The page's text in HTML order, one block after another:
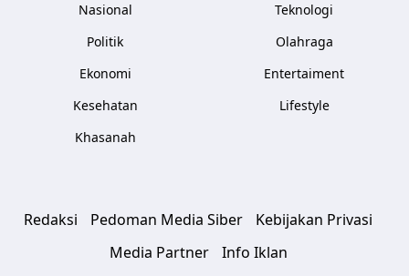
Nasional
Politik
Ekonomi
Kesehatan
Khasanah
Teknologi
Olahraga
Entertaiment
Lifestyle
Redaksi Pedoman Media Siber
Kebijakan Privasi
Media Partner
Info Iklan